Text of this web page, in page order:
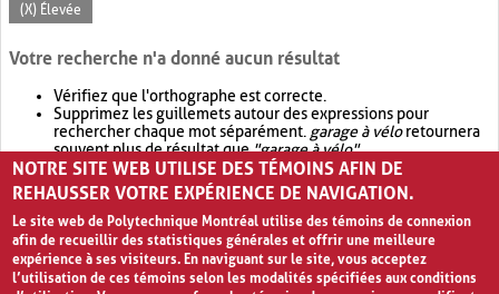
(X) Élevée
Votre recherche n'a donné aucun résultat
Vérifiez que l'orthographe est correcte.
Supprimez les guillemets autour des expressions pour
rechercher chaque mot séparément. garage à véloretournera
souvent plus de résultat que"garage à vélo".
Envisagez d'élargir votre recherche avec OR.garage OR vélo
retournera souvent plus de résultat quegarage à vélo
NOTRE SITE WEB UTILISE DES TÉMOINS AFIN DE
REHAUSSER VOTRE EXPÉRIENCE DE NAVIGATION.
Le site web de Polytechnique Montréal utilise des témoins de connexion
afin de recueillir des statistiques générales et offrir une meilleure
expérience à ses visiteurs. En naviguant sur le site, vous acceptez
l’utilisation de ces témoins selon les modalités spécifiées aux conditions